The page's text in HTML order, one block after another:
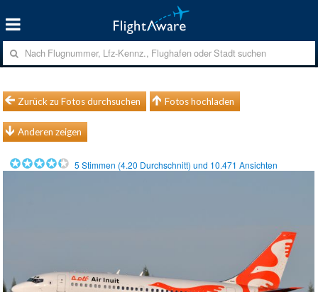
Zurück zu Fotos durchsuchen Fotos hochladen
Anderen zeigen
5 Stimmen (4.20 Durchschnitt) und 10.471 Ansichten